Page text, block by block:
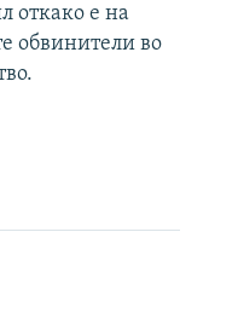
откако е на
обвинители во